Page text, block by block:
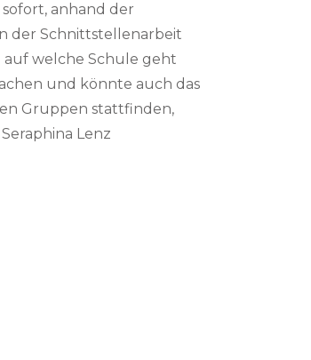
anhand der
der Schnittstellenarbeit
auf welche Schule geht
und könnte auch das
Gruppen stattfinden,
Lenz